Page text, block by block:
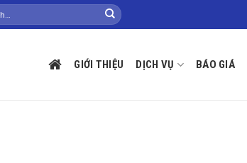
GIỚI THIỆU DỊCH VỤ BÁO GIÁ